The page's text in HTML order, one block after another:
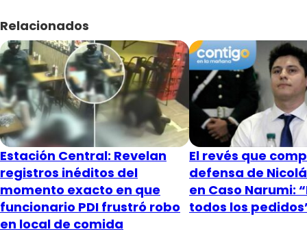
Relacionados
Estación Central: Revelan
registros inéditos del
momento exacto en que
funcionario PDI frustró robo
en local de comida
El revés que
defensa de
en Caso Narumi:
todos los